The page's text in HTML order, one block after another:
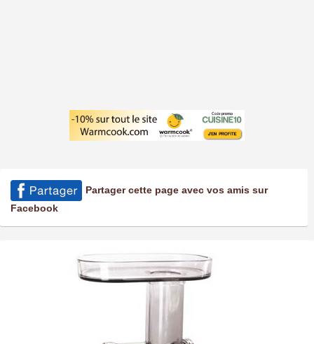
Partager cette page avec vos amis sur
Facebook